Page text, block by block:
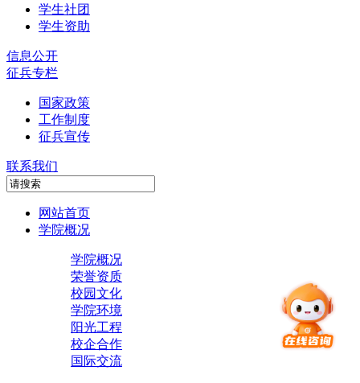
学生社团
学生资助
信息公开
征兵专栏
国家政策
工作制度
征兵宣传
联系我们
网站首页
学院概况
学院概况
荣誉资质
校园文化
学院环境
阳光工程
校企合作
国际交流